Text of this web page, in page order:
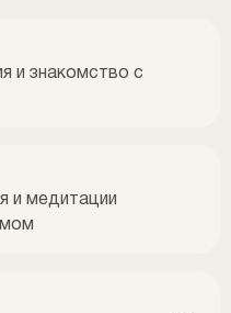
и знакомство с
и медитации